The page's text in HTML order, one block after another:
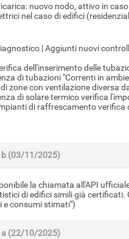
nuovo nodo, attivo in
nel caso di edifici
| Aggiunti nuovi
dell'inserimento delle
di tubazioni "Correnti in
zone con ventilazione diversa
di solare termico verifica
di raffrescamento
(03/11/2025)
la chiamata all'API
di edifici simili già certificati.
e consumi stimati")
(22/10/2025)